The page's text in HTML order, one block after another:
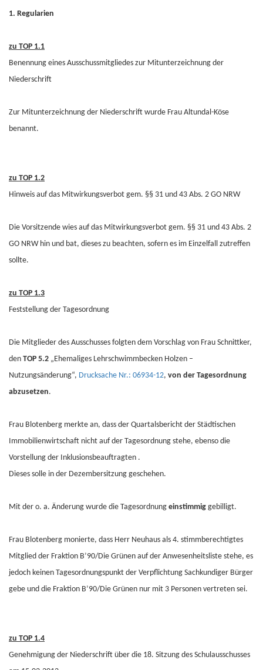
1. Regularien
zu TOP 1.1
Benennung eines Ausschussmitgliedes zur Mitunterzeichnung der
Niederschrift
Zur Mitunterzeichnung der Niederschrift wurde Frau Altundal-Köse
benannt.
zu TOP 1.2
Hinweis auf das Mitwirkungsverbot gem. §§ 31 und 43 Abs. 2 GO NRW
Die Vorsitzende wies auf das Mitwirkungsverbot gem. §§ 31 und 43 Abs. 2
GO NRW hin und bat, dieses zu beachten, sofern es im Einzelfall zutreffen
sollte.
zu TOP 1.3
Feststellung der Tagesordnung
Die Mitglieder des Ausschusses folgten dem Vorschlag von Frau Schnittker,
den TOP 5.2 „Ehemaliges Lehrschwimmbecken Holzen –
Nutzungsänderung“, Drucksache Nr.: 06934-12, von der Tagesordnung
abzusetzen.
Frau Blotenberg merkte an, dass der Quartalsbericht der Städtischen
Immobilienwirtschaft nicht auf der Tagesordnung stehe, ebenso die
Vorstellung der Inklusionsbeauftragten .
Dieses solle in der Dezembersitzung geschehen.
Mit der o. a. Änderung wurde die Tagesordnung einstimmig gebilligt.
Frau Blotenberg monierte, dass Herr Neuhaus als 4. stimmberechtigtes
Mitglied der Fraktion B’90/Die Grünen auf der Anwesenheitsliste stehe, es
jedoch keinen Tagesordnungspunkt der Verpflichtung Sachkundiger Bürger
gebe und die Fraktion B’90/Die Grünen nur mit 3 Personen vertreten sei.
zu TOP 1.4
Genehmigung der Niederschrift über die 18. Sitzung des Schulausschusses